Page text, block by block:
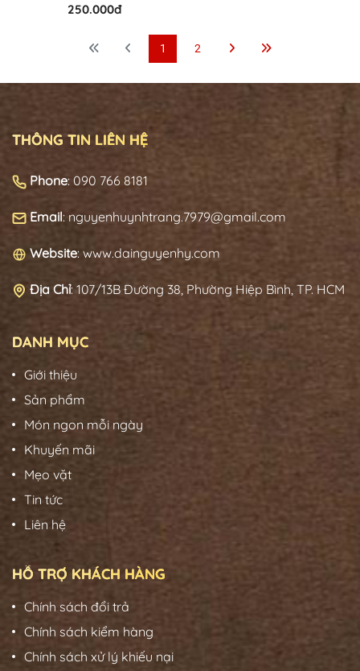
250.000đ
1 2
THÔNG TIN LIÊN HỆ
Phone: 090 766 8181
Email: nguyenhuynhtrang.7979@gmail.com
Website: www.dainguyenhy.com
Địa Chỉ: 107/13B Đường 38, Phường Hiệp Bình, TP. HCM
DANH MỤC
Giới thiệu
Sản phẩm
Món ngon mỗi ngày
Khuyến mãi
Mẹo vặt
Tin tức
Liên hệ
HỖ TRỢ KHÁCH HÀNG
Chính sách đổi trả
Chính sách kiểm hàng
Chính sách xử lý khiếu nại